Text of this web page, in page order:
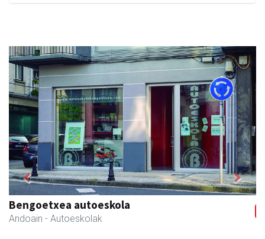
La Salle Berrozpe Ikastetxea
Andoain - Hezkuntza
Previous Next